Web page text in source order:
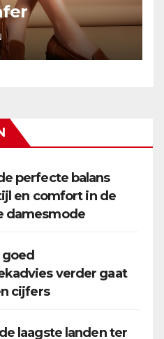
perfecte balans
en comfort in de
damesmode
verder gaat
cijfers
laagste landen ter